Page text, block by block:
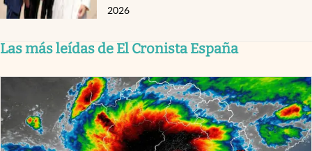
2026
Las más leídas de El Cronista España